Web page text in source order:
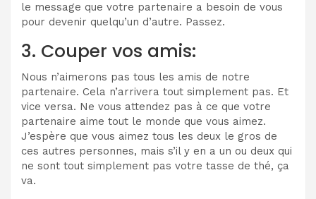
le message que votre partenaire a besoin de vous
pour devenir quelqu’un d’autre. Passez.
3. Couper vos amis:
Nous n’aimerons pas tous les amis de notre
partenaire. Cela n’arrivera tout simplement pas. Et
vice versa. Ne vous attendez pas à ce que votre
partenaire aime tout le monde que vous aimez.
J’espère que vous aimez tous les deux le gros de
ces autres personnes, mais s’il y en a un ou deux qui
ne sont tout simplement pas votre tasse de thé, ça
va.